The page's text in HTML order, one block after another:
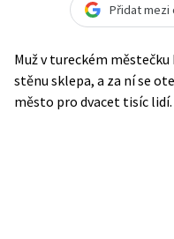
Přidat mezi
Muž v tureckém
stěnu sklepa, a za ní se
město pro dvacet tisíc lidí.